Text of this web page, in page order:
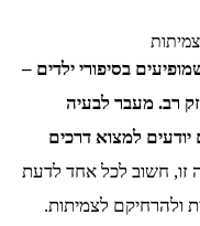
בסיפורי ילדים –
רב. מעבר לבעיה
למצוא דרכים
זו, חשוב לכל אחד לדעת
ולהרחיקם לצמיתות.